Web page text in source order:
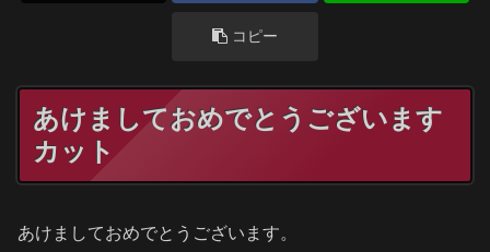
コピー
あけましておめでとうございます
カット
あけましておめでとうございます。